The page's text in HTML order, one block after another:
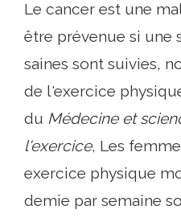
Le cancer est une
être prévenue si une
saines sont suivies,
de l'exercice
du Médecine et
l'exercice, Les
exercice physique
demie par semaine